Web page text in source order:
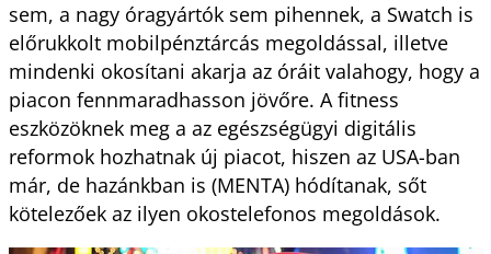
sem, a nagy óragyártók sem pihennek, a Swatch is
előrukkolt mobilpénztárcás megoldással, illetve
mindenki okosítani akarja az óráit valahogy, hogy a
piacon fennmaradhasson jövőre. A fitness
eszközöknek meg a az egészségügyi digitális
reformok hozhatnak új piacot, hiszen az USA-ban
már, de hazánkban is (MENTA) hódítanak, sőt
kötelezőek az ilyen okostelefonos megoldások.